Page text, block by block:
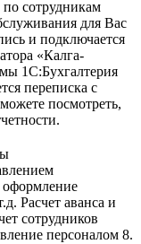
по сотрудникам
для Вас
и подключается
«Калга-
1С:Бухгалтерия
переписка с
посмотреть,
оформление
Расчет аванса и
сотрудников
персоналом 8.